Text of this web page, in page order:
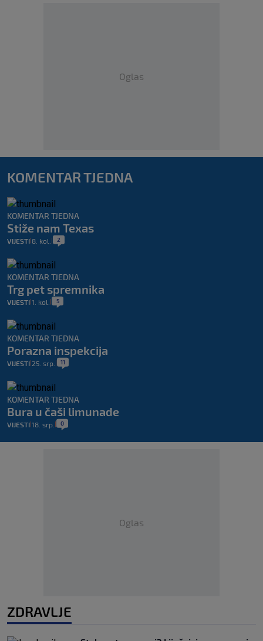
Oglas
KOMENTAR TJEDNA
KOMENTAR TJEDNA
Stiže nam Texas
VIJESTI 8. kol. 2
KOMENTAR TJEDNA
Trg pet spremnika
VIJESTI 1. kol. 5
KOMENTAR TJEDNA
Porazna inspekcija
VIJESTI 25. srp. 11
KOMENTAR TJEDNA
Bura u čaši limunade
VIJESTI 18. srp. 0
Oglas
ZDRAVLJE